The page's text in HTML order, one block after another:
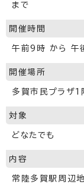
まで
開催時間
午前9時 から 午
開催場所
多賀市民プラザ1
対象
どなたでも
内容
常陸多賀駅周辺